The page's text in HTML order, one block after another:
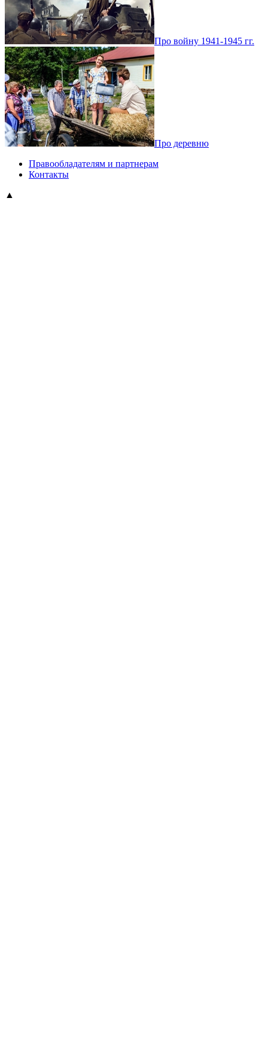
Про войну 1941-1945 гг.
Про деревню
Правообладателям и партнерам
Контакты
▲